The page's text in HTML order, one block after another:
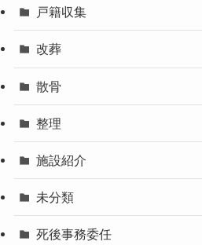
戸籍収集
改葬
散骨
整理
施設紹介
未分類
死後事務委任